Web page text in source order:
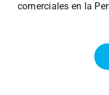
comerciales en la